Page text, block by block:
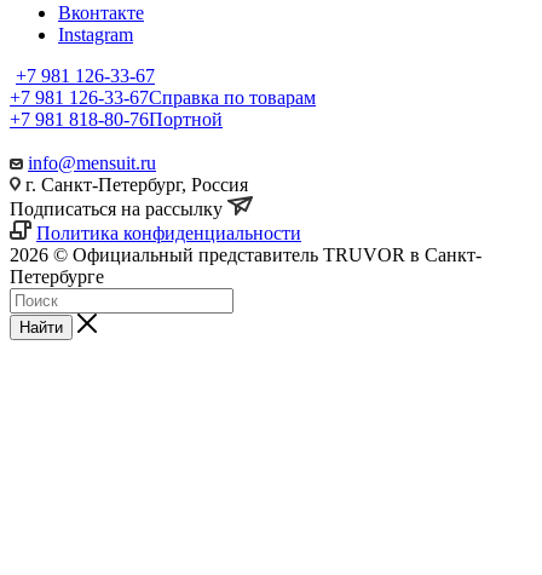
Вконтакте
Instagram
+7 981 126-33-67
+7 981 126-33-67Справка по товарам
+7 981 818-80-76Портной
info@mensuit.ru
г. Санкт-Петербург, Россия
Подписаться на рассылку
Политика конфиденциальности
2026 © Официальный представитель TRUVOR в Санкт-
Петербурге
Найти